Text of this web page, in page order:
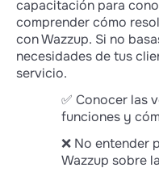
capacitación para
comprender cómo
con Wazzup. Si no
necesidades de tus
servicio.
✅ Conocer las
funciones y
❌ No entender
Wazzup sobre